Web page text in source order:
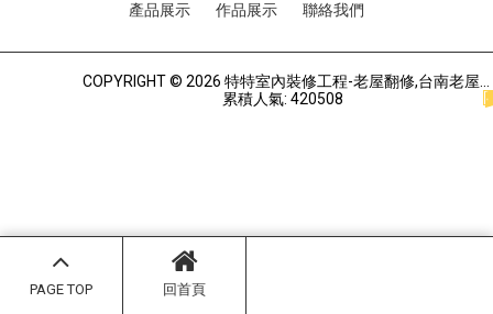
PAGE TOP 回首頁
產品展示 作品展示 聯絡我們
累積人氣: 420508